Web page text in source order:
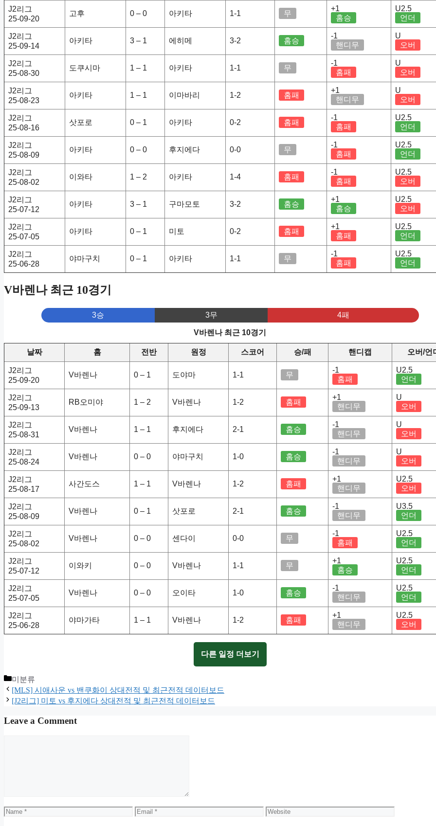
J2리그
25-09-20
고후 0 – 0 아키타 1-1 무
+1
홈승
U2.5
언더
J2리그
25-09-14
아키타 3 – 1 에히메 3-2 홈승
-1
핸디무
U
오버
J2리그
25-08-30
도쿠시마 1 – 1 아키타 1-1 무
-1
홈패
U
오버
J2리그
25-08-23
아키타 1 – 1 이마바리 1-2 홈패
+1
핸디무
U
오버
J2리그
25-08-16
삿포로 0 – 1 아키타 0-2 홈패
-1
홈패
U2.5
언더
J2리그
25-08-09
아키타 0 – 0 후지에다 0-0 무
-1
홈패
U2.5
언더
J2리그
25-08-02
이와타 1 – 2 아키타 1-4 홈패
-1
홈패
U2.5
오버
J2리그
25-07-12
아키타 3 – 1 구마모토 3-2 홈승
+1
홈승
U2.5
오버
J2리그
25-07-05
아키타 0 – 1 미토 0-2 홈패
+1
홈패
U2.5
언더
J2리그
25-06-28
야마구치 0 – 1 아키타 1-1 무
-1
홈패
U2.5
언더
V바렌나 최근 10경기
3승 3무 4패
V바렌나 최근 10경기
날짜 홈 전반 원정 스코어 승/패 핸디캡 오버/언
J2리그
25-09-20
V바렌나 0 – 1 도야마 1-1 무
-1
홈패
U2.5
언더
J2리그
25-09-13
RB오미야 1 – 2 V바렌나 1-2 홈패
+1
핸디무
U
오버
J2리그
25-08-31
V바렌나 1 – 1 후지에다 2-1 홈승
-1
핸디무
U
오버
J2리그
25-08-24
V바렌나 0 – 0 야마구치 1-0 홈승
-1
핸디무
U
오버
J2리그
25-08-17
사간도스 1 – 1 V바렌나 1-2 홈패
+1
핸디무
U2.5
오버
J2리그
25-08-09
V바렌나 0 – 1 삿포로 2-1 홈승
-1
핸디무
U3.5
언더
J2리그
25-08-02
V바렌나 0 – 0 센다이 0-0 무
-1
홈패
U2.5
언더
J2리그
25-07-12
이와키 0 – 0 V바렌나 1-1 무
+1
홈승
U2.5
언더
J2리그
25-07-05
V바렌나 0 – 0 오이타 1-0 홈승
-1
핸디무
U2.5
언더
J2리그
25-06-28
야마가타 1 – 1 V바렌나 1-2 홈패
+1
핸디무
U2.5
오버
다른 일정 더보기
Categories
미분류
[MLS] 시애사운 vs 밴쿠화이 상대전적 및 최근전적 데이터보드
[J2리그] 미토 vs 후지에다 상대전적 및 최근전적 데이터보드
Leave a Comment
Name Email Website